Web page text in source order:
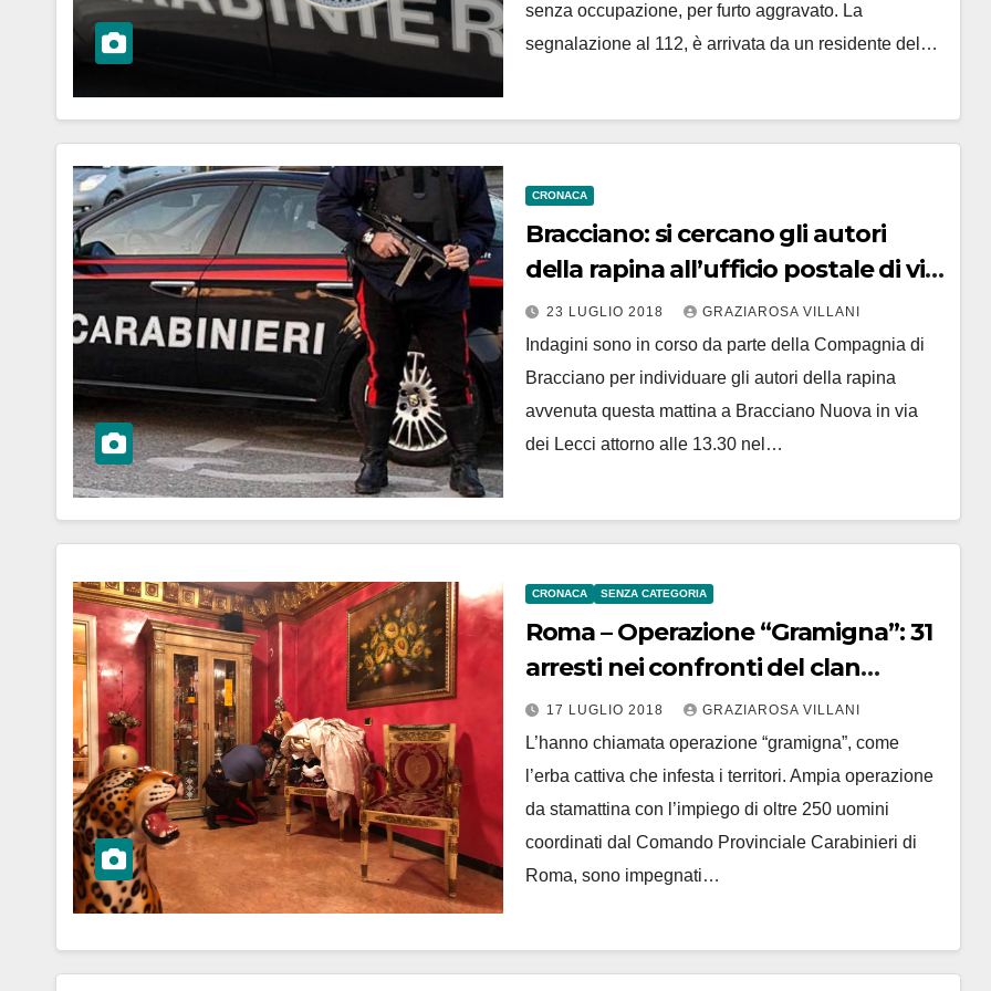
senza occupazione, per furto aggravato. La
segnalazione al 112, è arrivata da un residente del…
CRONACA
Bracciano: si cercano gli autori
della rapina all’ufficio postale di via
dei Lecci
23 LUGLIO 2018 GRAZIAROSA VILLANI
Indagini sono in corso da parte della Compagnia di
Bracciano per individuare gli autori della rapina
avvenuta questa mattina a Bracciano Nuova in via
dei Lecci attorno alle 13.30 nel…
CRONACA SENZA CATEGORIA
Roma – Operazione “Gramigna”: 31
arresti nei confronti del clan
mafioso dei Casamonica
17 LUGLIO 2018 GRAZIAROSA VILLANI
L’hanno chiamata operazione “gramigna”, come
l’erba cattiva che infesta i territori. Ampia operazione
da stamattina con l’impiego di oltre 250 uomini
coordinati dal Comando Provinciale Carabinieri di
Roma, sono impegnati…